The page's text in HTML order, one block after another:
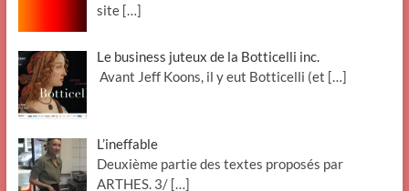
site […]
Le business juteux de la Botticelli inc.
Avant Jeff Koons, il y eut Botticelli (et […]
L’ineffable
Deuxième partie des textes proposés par
ARTHES. 3/ […]